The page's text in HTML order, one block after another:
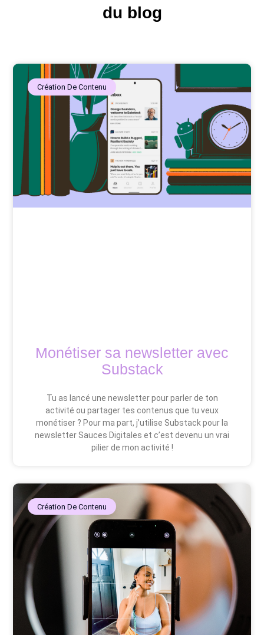
du blog
Création De Contenu
Monétiser sa newsletter avec
Substack
Tu as lancé une newsletter pour parler de ton
activité ou partager tes contenus que tu veux
monétiser ? Pour ma part, j’utilise Substack pour la
newsletter Sauces Digitales et c’est devenu un vrai
pilier de mon activité !
Création De Contenu